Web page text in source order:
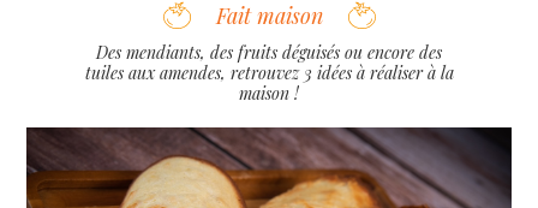
Fait maison
Des mendiants, des fruits déguisés ou encore des
tuiles aux amendes, retrouvez 3 idées à réaliser à la
maison !